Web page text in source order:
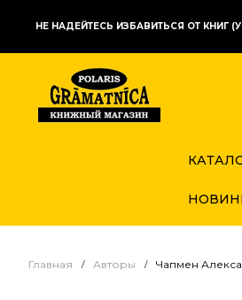
НЕ НАДЕЙТЕСЬ ИЗБАВИТЬСЯ ОТ КНИГ
Главная Авторы Чапмен